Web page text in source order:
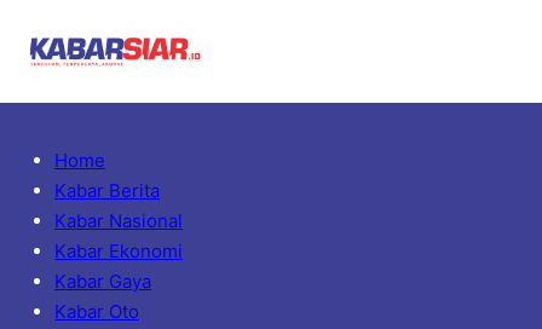
Home
Kabar Berita
Kabar Nasional
Kabar Ekonomi
Kabar Gaya
Kabar Oto